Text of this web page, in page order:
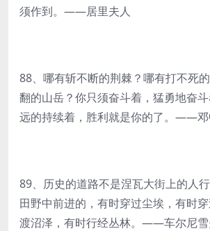
须作到。——居里夫人
88、哪有斩不断的荆棘？哪有打不死
翻的山岳？你只须奋斗着，猛勇地奋
远的持续着，胜利就是你的了。——邓
89、历史的道路不是涅瓦大街上的人
田野中前进的，有时穿过尘埃，有时
渡沼泽，有时行经丛林。——车尔尼雪